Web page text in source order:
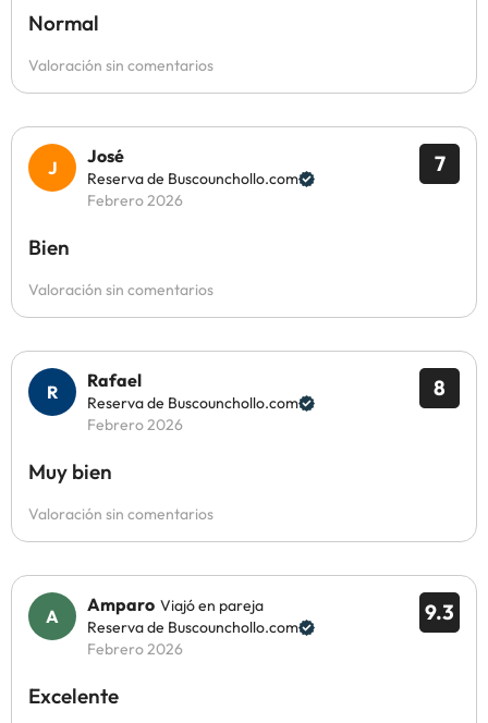
Normal
Valoración sin comentarios
7
José
Reserva de Buscounchollo.com
Febrero 2026
Bien
Valoración sin comentarios
8
Rafael
Reserva de Buscounchollo.com
Febrero 2026
Muy bien
Valoración sin comentarios
9.3
Amparo Viajó en pareja
Reserva de Buscounchollo.com
Febrero 2026
Excelente